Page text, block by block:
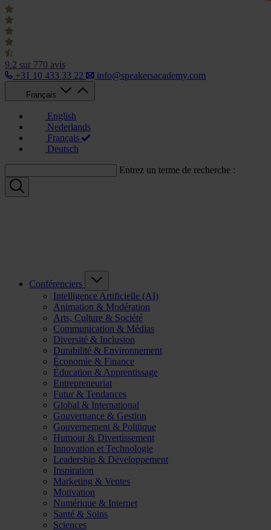
9.2 sur 770 avis
+31 10 433 33 22
info@speakersacademy.com
Français
English
Nederlands
Français
Deutsch
Entrez un terme de recherche :
Conférenciers
Intelligence Artificielle (AI)
Animation & Modération
Arts, Culture & Société
Communication & Médias
Diversité & Inclusion
Durabilité & Environnement
Économie & Finance
Éducation & Apprentissage
Entrepreneuriat
Futur & Tendances
Global & International
Gouvernance & Gestion
Gouvernement & Politique
Humour & Divertissement
Innovation et Technologie
Leadership & Développement
Inspiration
Marketing & Ventes
Motivation
Numérique & Internet
Santé & Soins
Sciences